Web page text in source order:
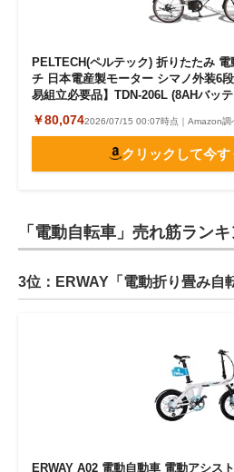
PELTECH(ペルテック) 折りたたみ
チ 日本電産製モーター シマノ外装6
易組立必要品】TDN-206L (8AHバッ
￥80,0742026/07/15 00:07時点｜Amazon調
クリックして今す
「電動自転車」売れ筋ラン
3位：ERWAY「電動折り畳み自
ERWAY A02 電動自動車 電動アシス